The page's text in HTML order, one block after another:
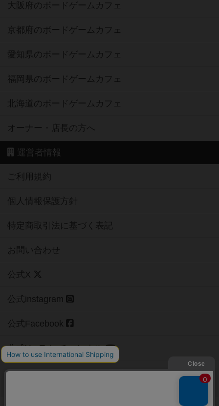
大阪府のボードゲームカフェ
京都府のボードゲームカフェ
愛知県のボードゲームカフェ
福岡県のボードゲームカフェ
北海道のボードゲームカフェ
オーナー・店長の方へ
運営者情報
ご利用規約
個人情報保護方針
特定商取引法に基づく表記
お問い合わせ
公式X
公式instagram
公式Facebook
公式YouTubeチャンネル
Copyright (c)